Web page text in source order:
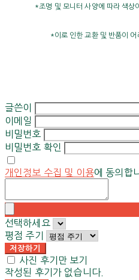
*조명 및 모니터 사양에 따라 색상
*이로 인한 교환 및 반품이 어
글쓴이
이메일
비밀번호
비밀번호 확인
개인정보 수집 및 이용에 동의합
선택하세요
평점 주기
저장하기
사진 후기만 보기
작성된 후기가 없습니다.